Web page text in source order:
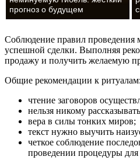
прогноз о будущем
Соблюдение правил проведения
успешной сделки. Выполняя
продажу и получить желаемую
Общие рекомендации к ритуалам:
чтение заговоров
нельзя никому
вера в силы тонких миров;
текст нужно выучить
четкое соблюдение
проведении процедуры